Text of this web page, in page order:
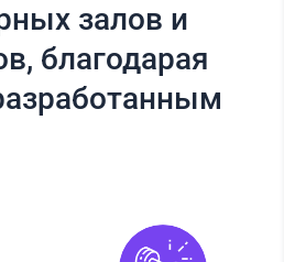
залов и
благодарая